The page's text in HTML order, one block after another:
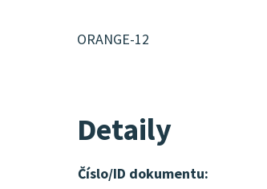
ORANGE-12
Detaily
Číslo/ID dokumentu: